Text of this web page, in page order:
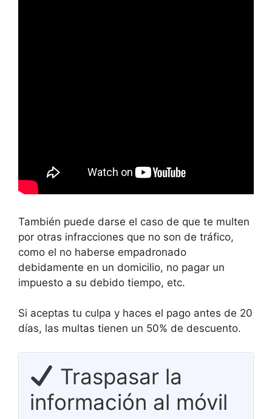
También puede darse el caso de que te multen
por otras infracciones que no son de tráfico,
como el no haberse empadronado
debidamente en un domicilio, no pagar un
impuesto a su debido tiempo, etc.
Si aceptas tu culpa y haces el pago antes de 20
días, las multas tienen un 50% de descuento.
Traspasar la
información al móvil